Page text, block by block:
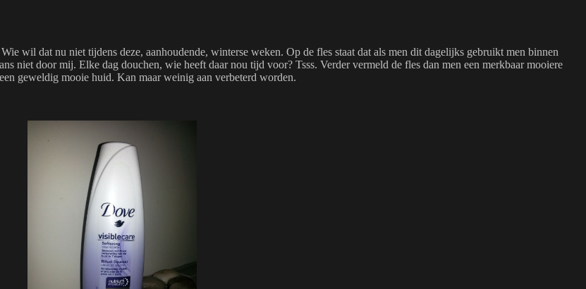
wil dat nu niet tijdens deze, aanhoudende, winterse weken. Op de fles staat dat als men dit dagelijks gebruikt men binnen
niet door mij. Elke dag douchen, wie heeft daar nou tijd voor? Tsss. Verder vermeld de fles dan men een merkbaar mooiere
geweldig mooie huid. Kan maar weinig aan verbeterd worden.